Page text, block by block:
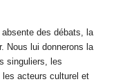
des débats, la
Nous lui donnerons la
singuliers, les
acteurs culturel et